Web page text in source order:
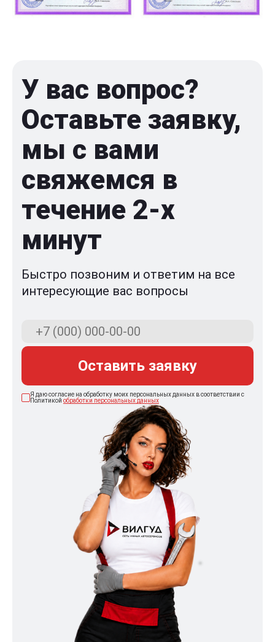
У вас вопрос?
Оставьте заявку,
мы с вами
свяжемся в
течение 2-x
минут
Быстро позвоним и ответим на все
интересующие вас вопросы
Оставить заявку
Я даю согласие на обработку моих персональных данных в соответствии с
Политикой обработки персональных данных